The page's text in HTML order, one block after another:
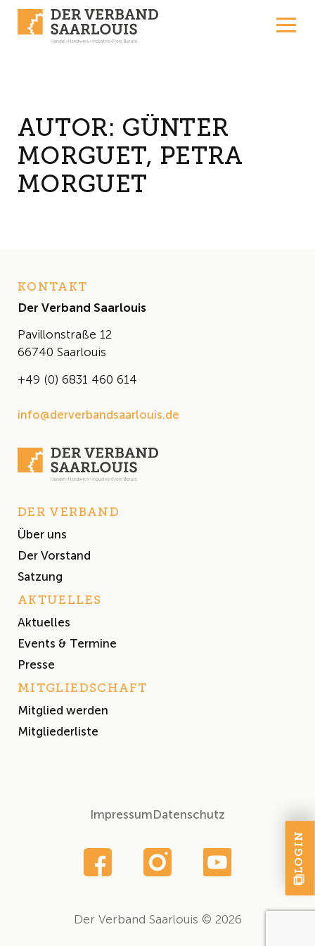
AUTOR: GÜNTER
MORGUET, PETRA
MORGUET
KONTAKT
Der Verband Saarlouis
Pavillonstraße 12
66740 Saarlouis
+49 (0) 6831 460 614
info@derverbandsaarlouis.de
DER VERBAND
Über uns
Der Vorstand
Satzung
AKTUELLES
Aktuelles
Events & Termine
Presse
MITGLIEDSCHAFT
Mitglied werden
Mitgliederliste
ImpressumDatenschutz
Der Verband Saarlouis © 2026
LOGIN